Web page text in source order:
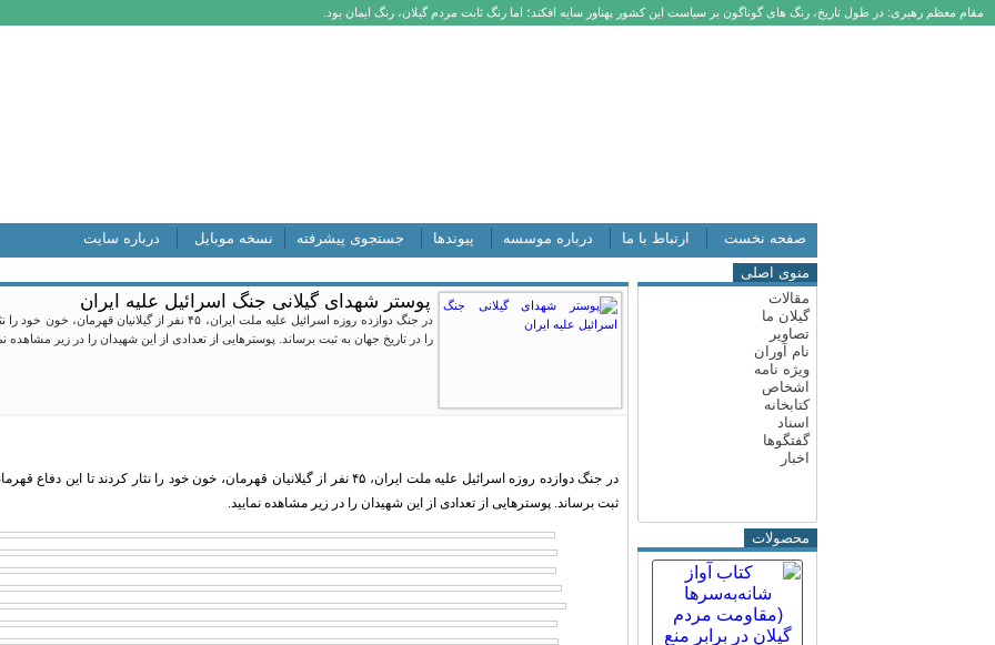
مقام معظم رهبری: در طول تاریخ، رنگ های گوناگون بر سیاست این کشور پهناور سایه افکند؛ اما رنگ ثابت مردم گیلان، رنگ ایمان بود.
صفحه نخست ارتباط با ما درباره موسسه پیوندها جستجوی پیشرفته نسخه موبایل درباره سایت
منوی اصلی
مقالات
گیلان ما
تصاویر
نام آوران
ویژه نامه
اشخاص
کتابخانه
اسناد
گفتگوها
اخبار
محصولات
پوستر شهدای گیلانی جنگ اسرائیل علیه ایران
در جنگ دوازده روزه اسرائیل علیه ملت ایران، ۴۵ نفر از
را در تاریخ جهان به ثبت برساند. پوسترهایی از تعدادی از این شهیدان را در زیر مشاهده
در جنگ دوازده روزه اسرائیل علیه ملت ایران، ۴۵ نفر از گیلانیان قهرمان، خون خود را نثار
ثبت برساند. پوسترهایی از تعدادی از این شهیدان را در زیر مشاهده نمایید.